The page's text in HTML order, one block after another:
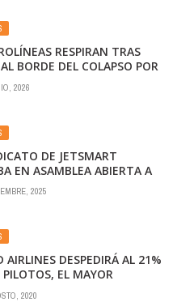
RESPIRAN TRAS
BORDE DEL COLAPSO POR
2026
DE JETSMART
EN ASAMBLEA ABIERTA A
POSTERGAR PARO Y
NEGOCIANDO LA
DESPEDIDOS Y UNA
ACTUALIZACIÓN SALARIAL
2025
AIRLINES DESPEDIRÁ AL 21%
PILOTOS, EL MAYOR
DE SU HISTORIA
2020